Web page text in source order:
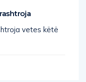
vetes këtë